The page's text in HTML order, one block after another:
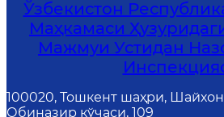
Ўзбекистон
Маҳкамаси
Мажмуи Устидан
100020, Тошкент шаҳри,
Обиназир кўчаси, 109